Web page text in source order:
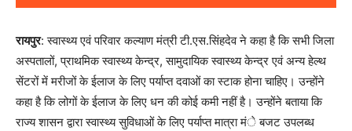
रायपुर: स्वास्थ्य एवं परिवार कल्याण मंत्री टी.एस.सिंहदेव ने कहा है कि सभी जिला
अस्पतालों, प्राथमिक स्वास्थ्य केन्द्र, सामुदायिक स्वास्थ्य केन्द्र एवं अन्य हेल्थ
सेंटरों में मरीजों के ईलाज के लिए पर्याप्त दवाओं का स्टाक होना चाहिए। उन्होंने
कहा है कि लोगों के ईलाज के लिए धन की कोई कमी नहीं है। उन्होंने बताया कि
राज्य शासन द्वारा स्वास्थ्य सुविधाओं के लिए पर्याप्त मात्रा मंे बजट उपलब्ध